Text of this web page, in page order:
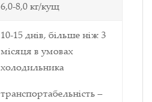
6,0-8,0кг/кущ
10-15днів, більше ніж 3
місяця в умовах
холодильника
транспортабельність –